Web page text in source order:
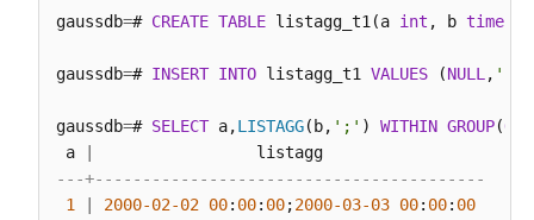
HLL
数
操
符
gaussdb=# CREATE TABLE listagg_t1(a int , b
gaussdb=# INSERT INTO listagg_t1 VALUES (NULL ,
gaussdb=# SELECT a,LISTAGG(b, ';' ) WITHIN GROUP(
a
---+-----------------------------------------
1
2000-02-02 00: 00: 00;2000-03-03 00: 00: 00